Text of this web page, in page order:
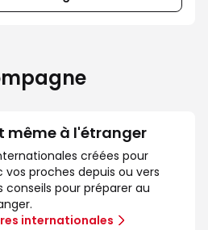
même à l'étranger
créées pour
proches depuis ou vers
conseils pour préparer au
internationales